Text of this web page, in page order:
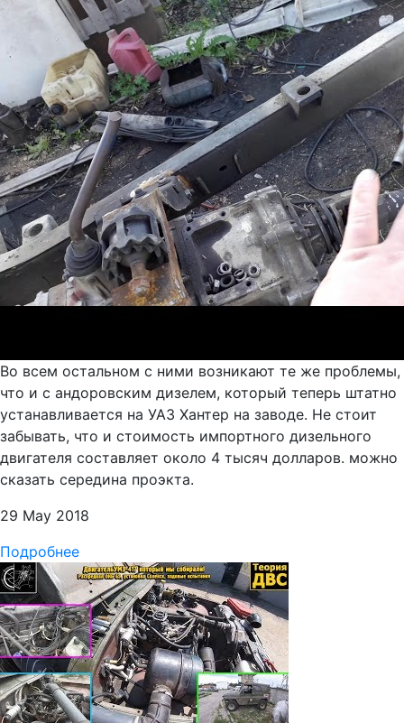
Во всем остальном с ними возникают те же проблемы,
что и с андоровским дизелем, который теперь штатно
устанавливается на УАЗ Хантер на заводе. Не стоит
забывать, что и стоимость импортного дизельного
двигателя составляет около 4 тысяч долларов. можно
сказать середина проэкта.
29 May 2018
Подробнее